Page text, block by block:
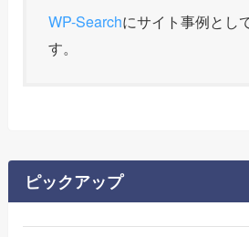
WP-Searchにサイト事例とし
す。
ピックアップ